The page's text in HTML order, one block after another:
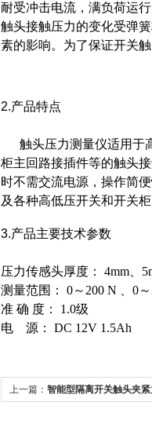
耐受冲击电流，满负荷运
触头接触压力的变化受弹
素的影响。为了保证开关
2.产品特点
触头压力测量仪适用于
柜主回路接插件等的触头
时不需交流电源，操作简
及各种高低压开关和开关柜
3.产品主要技术参数
压力传感头厚度： 4mm、
测量范围： 0～200 N 、0
准 确 度：
电 源： DC 12V 1.5Ah
上一篇： 智能型隔离开关触头夹